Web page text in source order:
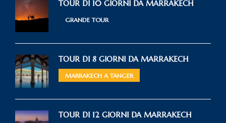
TOUR DI 10 GIORNI DA MARRAKECH
GRANDE TOUR
TOUR DI 8 GIORNI DA MARRAKECH
MARRAKECH A TANGER
TOUR DI 12 GIORNI DA MARRAKECH